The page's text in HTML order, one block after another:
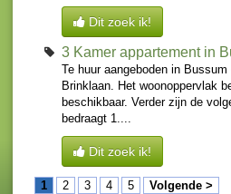
Dit zoek ik!
3 Kamer appartement in
Te huur aangeboden in
Brinklaan. Het woonoppervlak
beschikbaar. Verder zijn de
bedraagt 1....
Dit zoek ik!
1 2 3 4 5 Volgende >